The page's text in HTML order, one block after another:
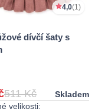
4,0(1)
dívčí šaty s
511 Kč
Skladem
velikosti: